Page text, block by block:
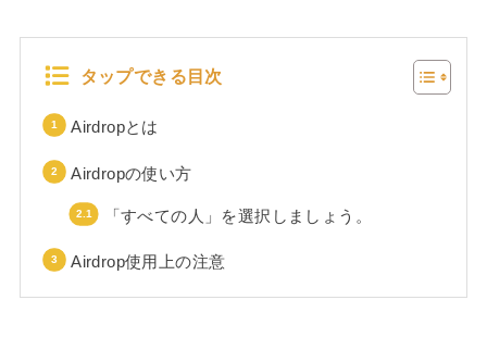
タップできる目次
Airdropとは
Airdropの使い方
「すべての人」を選択しましょう。
Airdrop使用上の注意